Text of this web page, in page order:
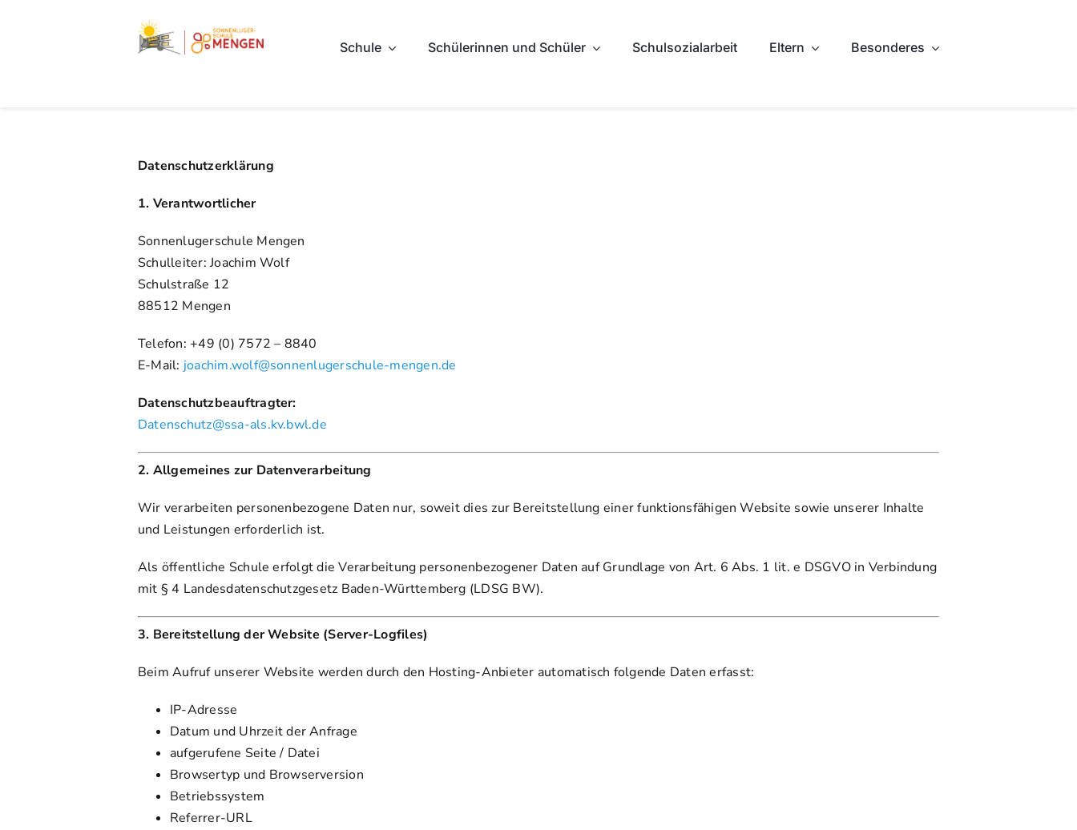
Schule Schülerinnen und Schüler Schulsozialarbeit Eltern Besonderes
Datenschutzerklärung
1. Verantwortlicher
Sonnenlugerschule Mengen
Schulleiter: Joachim Wolf
Schulstraße 12
88512 Mengen
Telefon: +49 (0) 7572 – 8840
E-Mail: joachim.wolf@sonnenlugerschule-mengen.de
Datenschutzbeauftragter:
Datenschutz@ssa-als.kv.bwl.de
2. Allgemeines zur Datenverarbeitung
Wir verarbeiten personenbezogene Daten nur, soweit dies zur Bereitstellung einer funktionsfähigen Website sowie unserer Inhalte
und Leistungen erforderlich ist.
Als öffentliche Schule erfolgt die Verarbeitung personenbezogener Daten auf Grundlage von Art. 6 Abs. 1 lit. e DSGVO in Verbindung
mit § 4 Landesdatenschutzgesetz Baden-Württemberg (LDSG BW).
3. Bereitstellung der Website (Server-Logfiles)
Beim Aufruf unserer Website werden durch den Hosting-Anbieter automatisch folgende Daten erfasst:
IP-Adresse
Datum und Uhrzeit der Anfrage
aufgerufene Seite / Datei
Browsertyp und Browserversion
Betriebssystem
Referrer-URL